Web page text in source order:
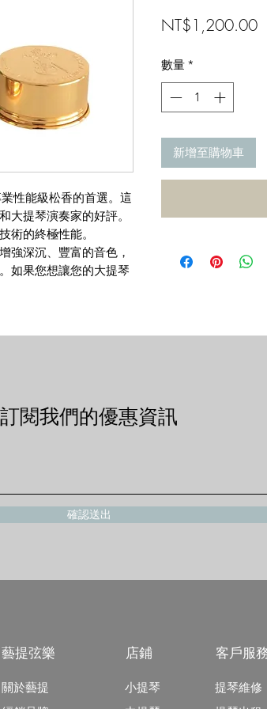
性能級松香的首選。這
大提琴演奏家的好評。
術的終極性能。
強深沉、豐富的音色，
如果您想讓您的大提琴
NT$1,200.00價
數量 *
新增至購物車
訂閱我們的優惠資訊
確認送出
藝提弦樂
關於藝提
店鋪 客戶服
小提琴 提琴維修